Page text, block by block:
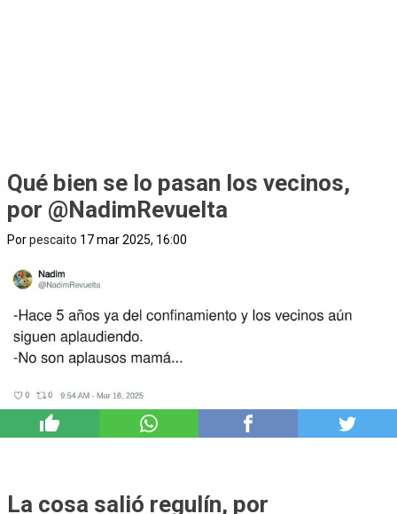
Qué bien se lo pasan los vecinos,
por @NadimRevuelta
Porpescaito 17 mar 2025, 16:00
La cosa salió regulín, por